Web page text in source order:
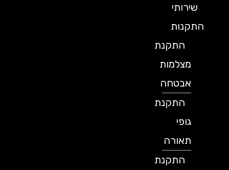
שירותי
התקנות
התקנת
מצלמות
אבטחה
התקנת
תאורה
התקנת